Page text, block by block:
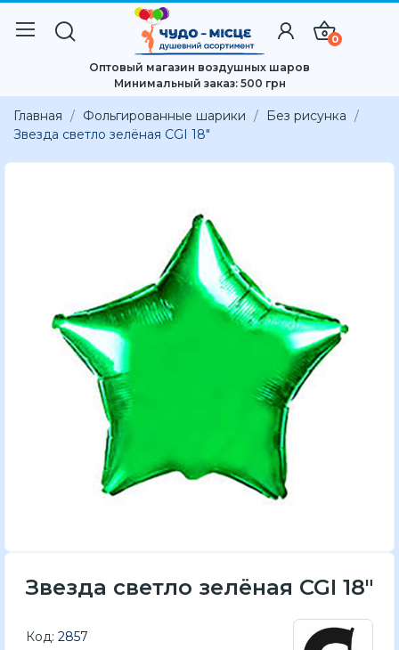
0
Оптовый магазин воздушных шаров
Минимальный заказ: 500 грн
Главная Фольгированные шарики
Без рисунка
Звезда светло зелёная CGI 18"
Звезда светло зелёная CGI 18"
Код: 2857